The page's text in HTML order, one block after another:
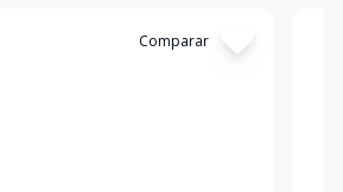
Comparar